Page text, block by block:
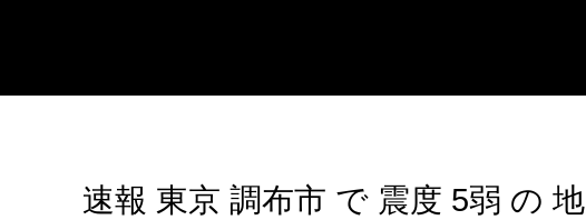
速報 東京 調布市 で 震度 5弱 の